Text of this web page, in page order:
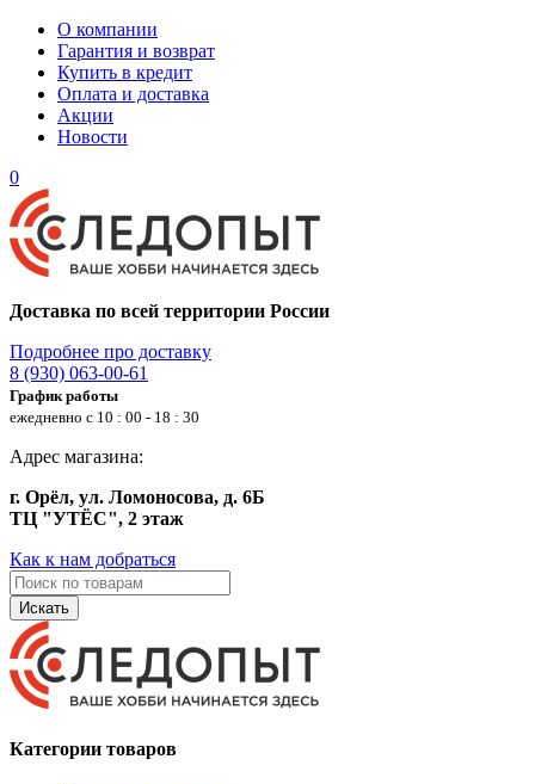
О компании
Гарантия и возврат
Купить в кредит
Оплата и доставка
Акции
Новости
0
Доставка по всей территории России
Подробнее про доставку
8 (930) 063-00-61
График работы
ежедневно с 10 : 00 - 18 : 30
Адрес магазина:
г. Орёл, ул. Ломоносова, д. 6Б
ТЦ "УТЁС", 2 этаж
Как к нам добраться
Искать
Категории товаров